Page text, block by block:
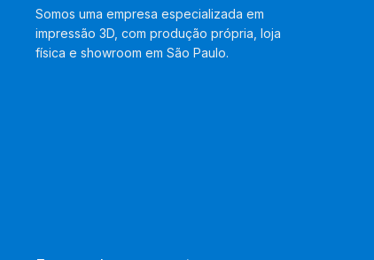
Somos uma empresa especializada em
impressão 3D, com produção própria, loja
física e showroom em São Paulo.